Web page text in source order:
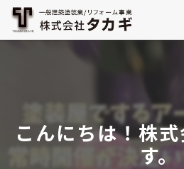
こんにちは！株
す。